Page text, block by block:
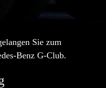
Sie zum
Benz G-Club.